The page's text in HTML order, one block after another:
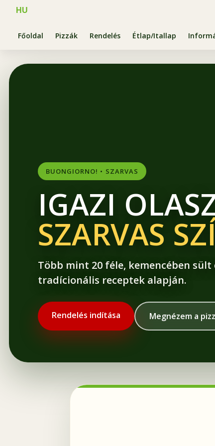
HU
Főoldal Pizzák Rendelés Étlap/Itallap
BUONGIORNO! • SZARVAS
IGAZI
SZARVAS
Több mint 20 féle, kemencében sült
tradícionális receptek alapján.
Rendelés indítása Megnézem a